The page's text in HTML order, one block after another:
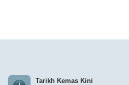
Tarikh Kemas Kini